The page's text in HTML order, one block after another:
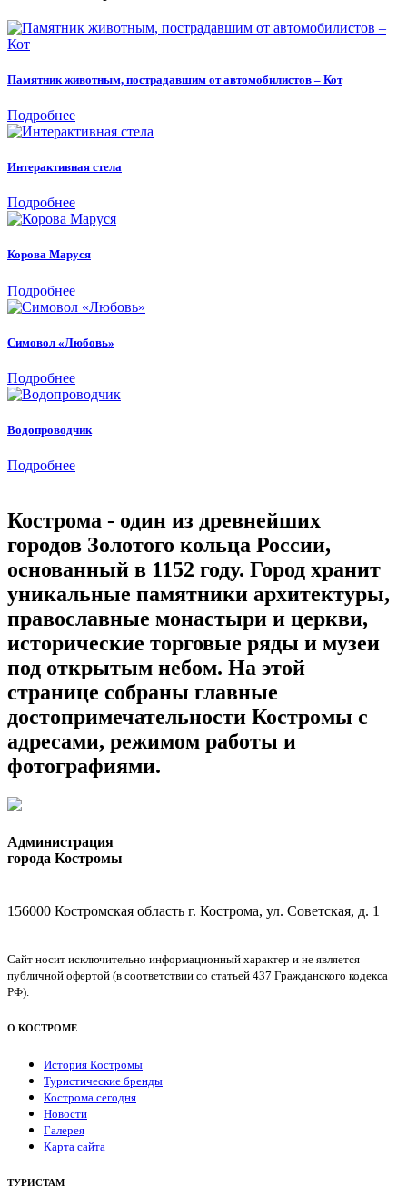
Памятник животным, пострадавшим от автомобилистов – Кот
Подробнее
Интерактивная стела
Подробнее
Корова Маруся
Подробнее
Симовол «Любовь»
Подробнее
Водопроводчик
Подробнее
Кострома - один из древнейших
городов Золотого кольца России,
основанный в 1152 году. Город хранит
уникальные памятники архитектуры,
православные монастыри и церкви,
исторические торговые ряды и музеи
под открытым небом. На этой
странице собраны главные
достопримечательности Костромы с
адресами, режимом работы и
фотографиями.
Администрация
города Костромы
156000 Костромская область г. Кострома, ул. Советская, д. 1
Сайт носит исключительно информационный характер и не является
публичной офертой (в соответствии со статьей 437 Гражданского кодекса
РФ).
О КОСТРОМЕ
История Костромы
Туристические бренды
Кострома сегодня
Новости
Галерея
Карта сайта
ТУРИСТАМ